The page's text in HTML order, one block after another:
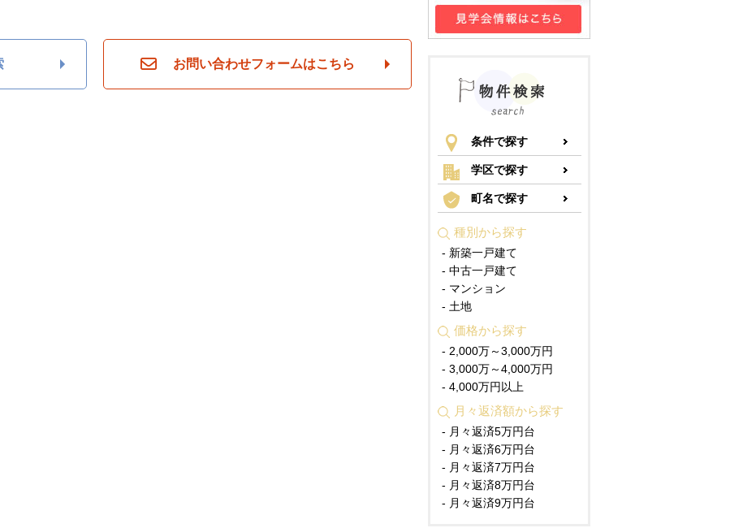
お問い合わせフォームはこちら
条件で探す
学区で探す
町名で探す
種別から探す
- 新築一戸建て
- 中古一戸建て
- マンション
- 土地
価格から探す
- 2,000万～3,000万円
- 3,000万～4,000万円
- 4,000万円以上
月々返済額から探す
- 月々返済5万円台
- 月々返済6万円台
- 月々返済7万円台
- 月々返済8万円台
- 月々返済9万円台